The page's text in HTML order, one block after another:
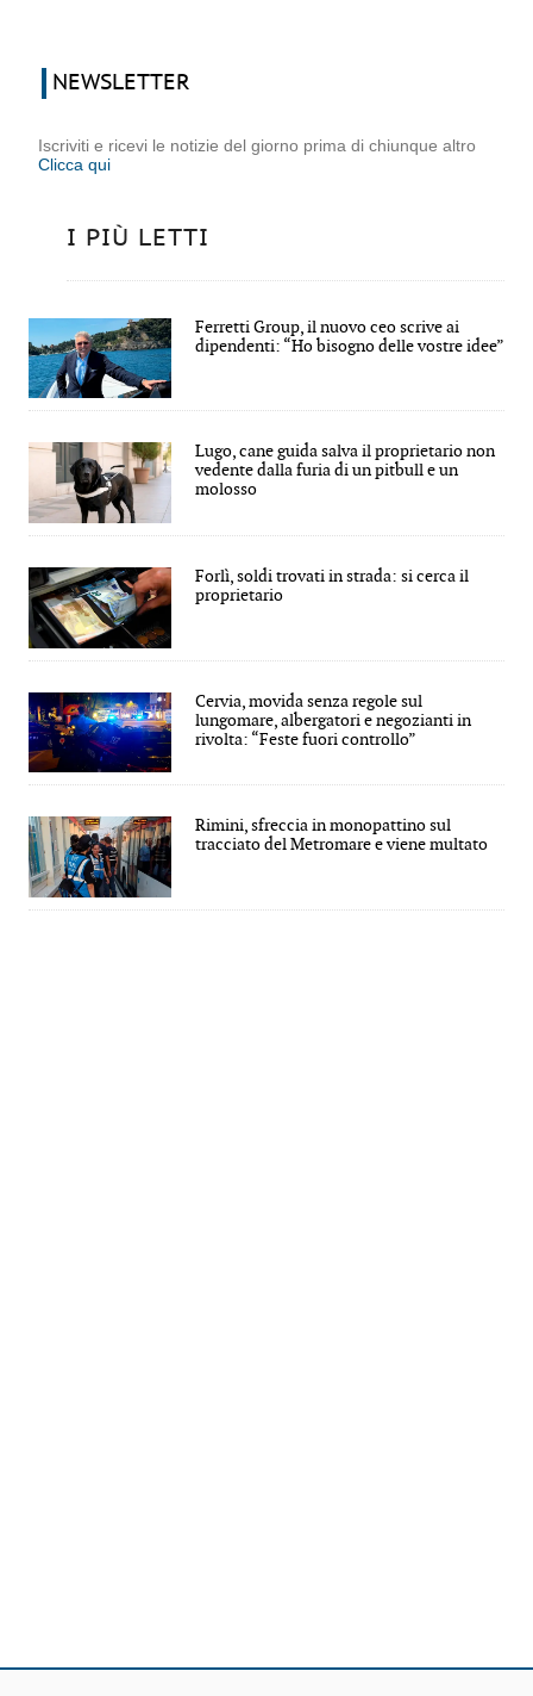
NEWSLETTER
Iscriviti e ricevi le notizie del giorno prima di chiunque altro
Clicca qui
I PIÙ LETTI
Ferretti Group, il nuovo ceo scrive ai
dipendenti: “Ho bisogno delle vostre idee”
Lugo, cane guida salva il proprietario non
vedente dalla furia di un pitbull e un
molosso
Forlì, soldi trovati in strada: si cerca il
proprietario
Cervia, movida senza regole sul
lungomare, albergatori e negozianti in
rivolta: “Feste fuori controllo”
Rimini, sfreccia in monopattino sul
tracciato del Metromare e viene multato